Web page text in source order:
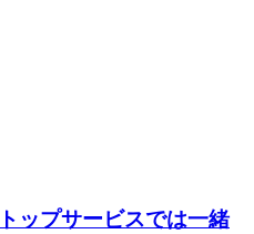
ップサービスでは一緒